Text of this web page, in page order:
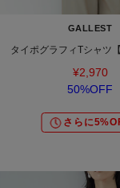
GALLEST
タイポグラフィTシャツ
¥2,970
50%OFF
さらに